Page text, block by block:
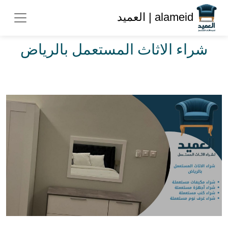
شراء الاثاث المستعمل بالرياض